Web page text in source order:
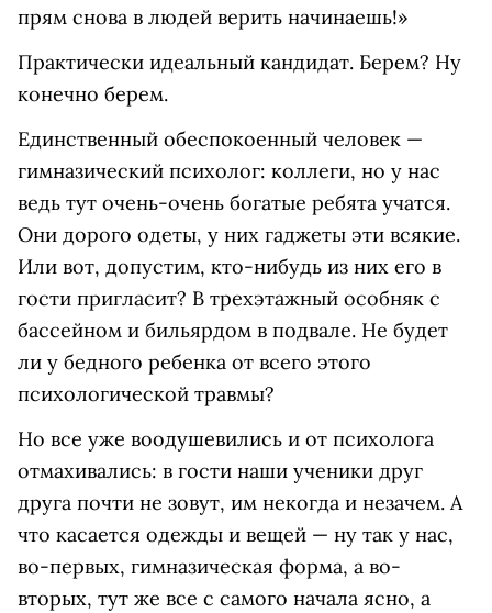
прям снова в людей верить начинаешь!»
Практически идеальный кандидат. Берем? Ну
конечно берем.
Единственный обеспокоенный человек —
гимназический психолог: коллеги, но у нас
ведь тут очень-очень богатые ребята учатся.
Они дорого одеты, у них гаджеты эти всякие.
Или вот, допустим, кто-нибудь из них его в
гости пригласит? В трехэтажный особняк с
бассейном и бильярдом в подвале. Не будет
ли у бедного ребенка от всего этого
психологической травмы?
Но все уже воодушевились и от психолога
отмахивались: в гости наши ученики друг
друга почти не зовут, им некогда и незачем. А
что касается одежды и вещей — ну так у нас,
во-первых, гимназическая форма, а во-
вторых, тут же все с самого начала ясно, а